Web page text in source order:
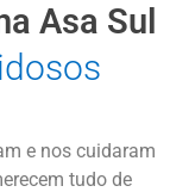
Asa Sul
e nos cuidaram
tudo de